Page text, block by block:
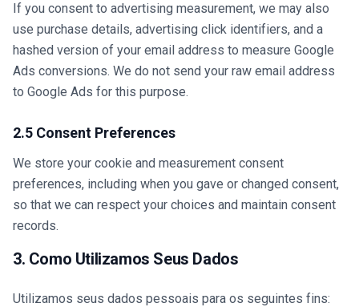
If you consent to advertising measurement, we may also
use purchase details, advertising click identifiers, and a
hashed version of your email address to measure Google
Ads conversions. We do not send your raw email address
to Google Ads for this purpose.
2.5 Consent Preferences
We store your cookie and measurement consent
preferences, including when you gave or changed consent,
so that we can respect your choices and maintain consent
records.
3. Como Utilizamos Seus Dados
Utilizamos seus dados pessoais para os seguintes fins: